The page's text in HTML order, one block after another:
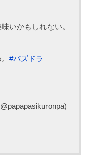
いかもしれない。
。#パズドラ